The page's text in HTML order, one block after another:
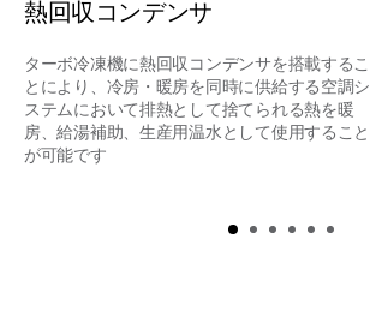
熱回収コンデンサ
ターボ冷凍機に熱回収コンデンサを搭載するこ
とにより、冷房・暖房を同時に供給する空調シ
ステムにおいて排熱として捨てられる熱を暖
房、給湯補助、生産用温水として使用すること
が可能です